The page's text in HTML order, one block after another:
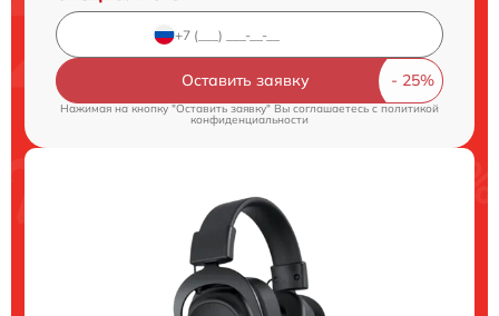
Оставить заявку
Нажимая на кнопку "Оставить заявку" Вы соглашаетесь cполитикой
конфиденциальности